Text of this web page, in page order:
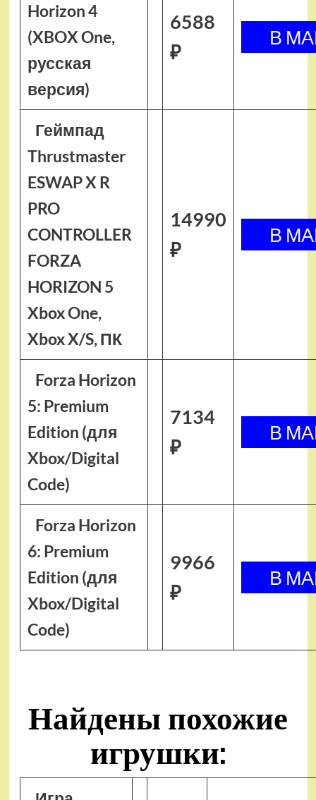
Horizon 4
(XBOX One,
русская
версия)
6588
₽
Геймпад
Thrustmaster
ESWAP X R
PRO
CONTROLLER
FORZA
HORIZON 5
Xbox One,
Xbox X/S, ПК
14990
₽
Forza Horizon
5: Premium
Edition (для
Xbox/Digital
Code)
7134
₽
Forza Horizon
6: Premium
Edition (для
Xbox/Digital
Code)
9966
₽
Найдены похожие
игрушки: